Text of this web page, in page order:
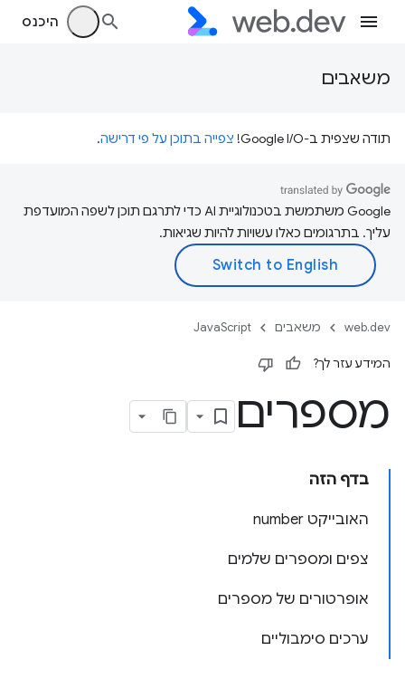
היכנס
משאבים
תודה שצפית ב-Google I/O! צפייה בתוכן על פי דרישה.
‫Google משתמשת בטכנולוגיית AI כדי לתרגם תוכן לשפה המועדפת
עליך. בתרגומים כאלו עשויות להיות שגיאות.
web.dev משאבים JavaScript
המידע עזר לך?
מספרים
בדף הזה
האובייקט number
צפים ומספרים שלמים
אופרטורים של מספרים
ערכים סימבוליים